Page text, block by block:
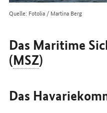
Quelle: Fotolia / Martina Berg
Das Maritime
(MSZ)
Das